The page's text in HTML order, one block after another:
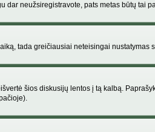
dar neužsiregistravote, pats metas būtų tai
tada greičiausiai neteisingai
šios diskusijų lentos į tą kalbą.